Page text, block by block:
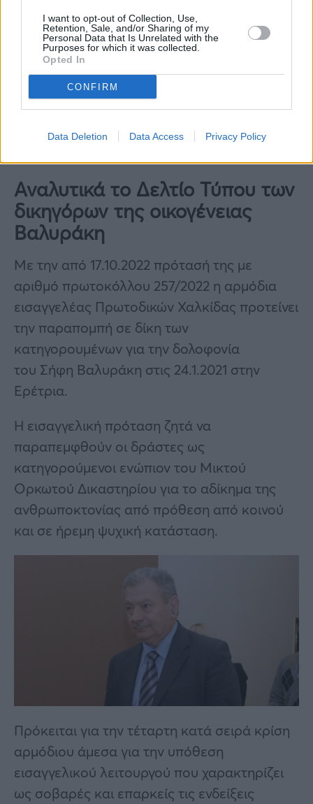
I want to opt-out of Collection, Use,
Retention, Sale, and/or Sharing of my
Personal Data that Is Unrelated with the
Purposes for which it was collected.
Opted In
CONFIRM
Data Deletion Data Access Privacy Policy
αλήθεια»
Συνεντεύξεις 18/11/2025
Τζεφ Μοντάνα: «Κανένας δεν μπορεί
Αναλυτικά το Δελτίο Τύπου των
δικηγόρων της οικογένειας
Βαλυράκη
Με την από 17.10.2022 πρότασή της με
αριθμό πρωτοκόλλου 257/2022 η αρμόδια
εισαγγελέας Πρωτοδικών Χαλκίδας προτείνει
την παραπομπή σε δίκη των
κατηγορουμένων για την δολοφονία
του Σήφη Βαλυράκη στις 24.1.2021 στην
Ερέτρια.
Η εισαγγελική πρόταση ζητά να
παραπεμφθούν οι δράστες ως
κατηγορούμενοι ενώπιον του Μικτού
Ορκωτού Δικαστηρίου για το αδίκημα της
ανθρωποκτονίας από πρόθεση από κοινού
και σε ήρεμη ψυχική κατάσταση.
Πρόκειται για την τέταρτη κατά σειρά κρίση
αρμόδιου άμεσα για την υπόθεση
εισαγγελικού λειτουργού που χαρακτηρίζει
ως σοβαρές και επαρκείς τις ενδείξεις